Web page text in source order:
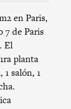
en Paris,
7 de Paris
El
planta
1 salón, 1